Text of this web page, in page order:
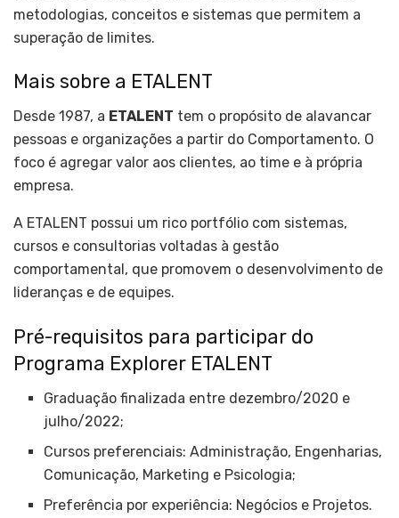
metodologias, conceitos e sistemas que permitem a
superação de limites.
Mais sobre a ETALENT
Desde 1987, a ETALENT tem o propósito de alavancar
pessoas e organizações a partir do Comportamento. O
foco é agregar valor aos clientes, ao time e à própria
empresa.
A ETALENT possui um rico portfólio com sistemas,
cursos e consultorias voltadas à gestão
comportamental, que promovem o desenvolvimento de
lideranças e de equipes.
Pré-requisitos para participar do
Programa Explorer ETALENT
Graduação finalizada entre dezembro/2020 e
julho/2022;
Cursos preferenciais: Administração, Engenharias,
Comunicação, Marketing e Psicologia;
Preferência por experiência: Negócios e Projetos.